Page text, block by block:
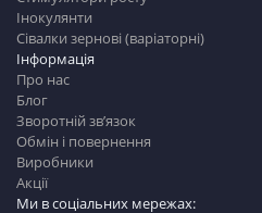
Інформація
Про нас
Блог
Зворотній зв’язок
Обмін і повернення
Виробники
Акції
Ми в соціальних мережах:
Інокулянти
Сівалки зернові (варіаторні)